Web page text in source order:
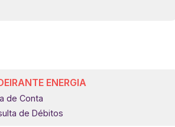
ENERGIA
de Conta
de Débitos